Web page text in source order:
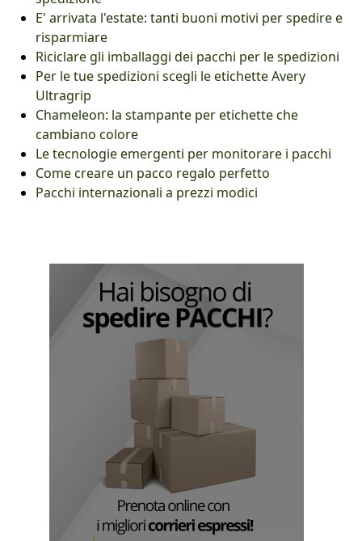
E' arrivata l'estate: tanti buoni motivi per spedire e
risparmiare
Riciclare gli imballaggi dei pacchi per le spedizioni
Per le tue spedizioni scegli le etichette Avery
Ultragrip
Chameleon: la stampante per etichette che
cambiano colore
Le tecnologie emergenti per monitorare i pacchi
Come creare un pacco regalo perfetto
Pacchi internazionali a prezzi modici